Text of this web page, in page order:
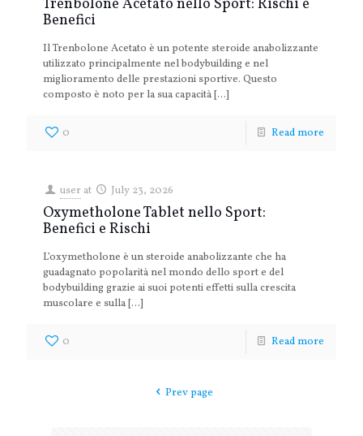
Trenbolone Acetato nello Sport: Rischi e
Benefici
Il Trenbolone Acetato è un potente steroide anabolizzante
utilizzato principalmente nel bodybuilding e nel
miglioramento delle prestazioni sportive. Questo
composto è noto per la sua capacità[…]
0 Read more
user at July 23, 2026
Oxymetholone Tablet nello Sport:
Benefici e Rischi
L’oxymetholone è un steroide anabolizzante che ha
guadagnato popolarità nel mondo dello sport e del
bodybuilding grazie ai suoi potenti effetti sulla crescita
muscolare e sulla[…]
0 Read more
Prev page